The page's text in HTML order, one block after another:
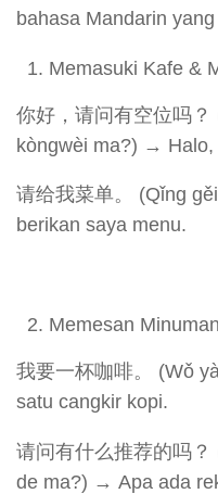
bahasa Mandarin
Memasuki Kafe &
你好，请问有空位吗
kòngwèi ma?) → Halo,
请给我菜单。 (Qǐng
berikan saya menu.
Memesan Minuman
我要一杯咖啡。 (Wǒ
satu cangkir kopi.
请问有什么推荐的吗
de ma?) → Apa ada